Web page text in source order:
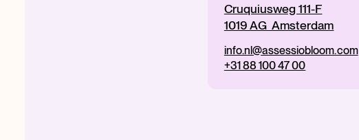
Cruquiusweg 111-F
1019 AG Amsterdam
info.nl@assessiobloom.com
+31 88 100 47 00